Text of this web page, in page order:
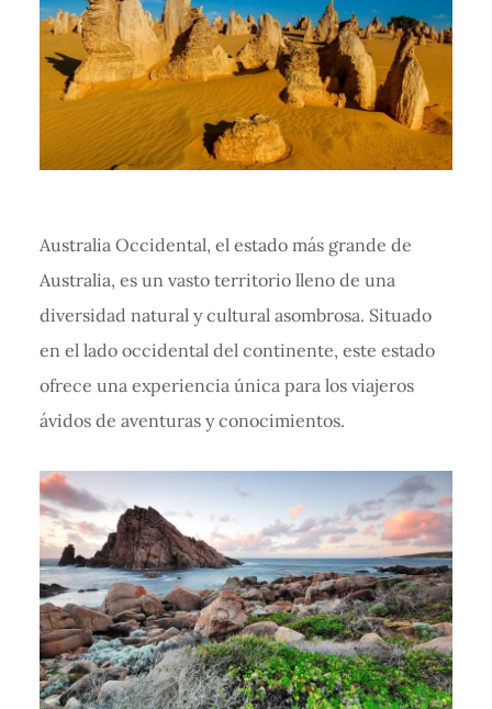
Australia Occidental, el estado más grande de
Australia, es un vasto territorio lleno de una
diversidad natural y cultural asombrosa. Situado
en el lado occidental del continente, este estado
ofrece una experiencia única para los viajeros
ávidos de aventuras y conocimientos.